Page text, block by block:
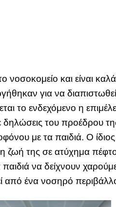
νοσοκομείο και είναι
για να
το ενδεχόμενο η
του προέδρου
με τα παιδιά. Ο
ζωή της σε ατύχημα
παιδιά να δείχνουν
από ένα νοσηρό